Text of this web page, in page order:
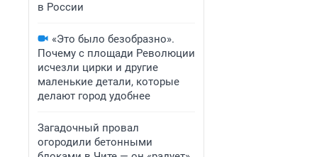
в России
«Это было безобразно».
Почему с площади Революции
исчезли цирки и другие
маленькие детали, которые
делают город удобнее
Загадочный провал
огородили бетонными